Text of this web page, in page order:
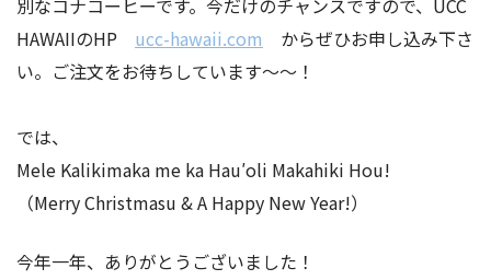
別なコナコーヒーです。今だけのチャンスですので、UCC
HAWAIIのHP ucc-hawaii.com からぜひお申し込み下さ
い。ご注文をお待ちしています～～！
では、
Mele Kalikimaka me ka Hau′oli Makahiki Hou!
（Merry Christmasu & A Happy New Year!）
今年一年、ありがとうございました！